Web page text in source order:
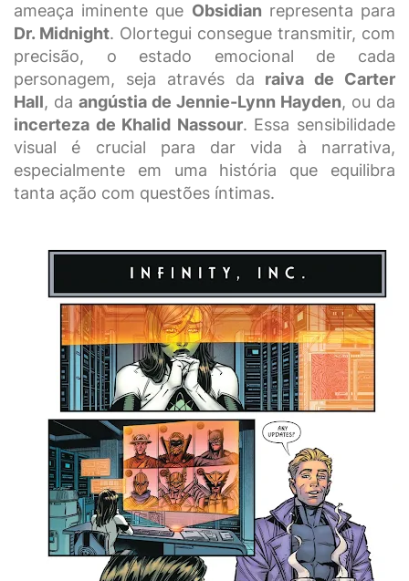
ameaça iminente que Obsidian representa para
Dr. Midnight. Olortegui consegue transmitir, com
precisão, o estado emocional de cada
personagem, seja através da raiva de Carter
Hall, da angústia de Jennie-Lynn Hayden, ou da
incerteza de Khalid Nassour. Essa sensibilidade
visual é crucial para dar vida à narrativa,
especialmente em uma história que equilibra
tanta ação com questões íntimas.